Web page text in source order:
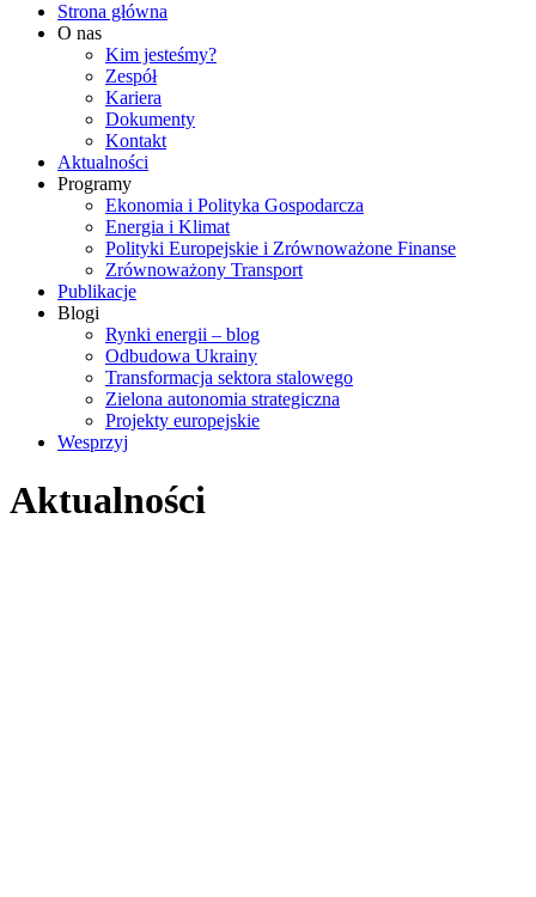
Strona główna
O nas
Kim jesteśmy?
Zespół
Kariera
Dokumenty
Kontakt
Aktualności
Programy
Ekonomia i Polityka Gospodarcza
Energia i Klimat
Polityki Europejskie i Zrównoważone Finanse
Zrównoważony Transport
Publikacje
Blogi
Rynki energii – blog
Odbudowa Ukrainy
Transformacja sektora stalowego
Zielona autonomia strategiczna
Projekty europejskie
Wesprzyj
Aktualności